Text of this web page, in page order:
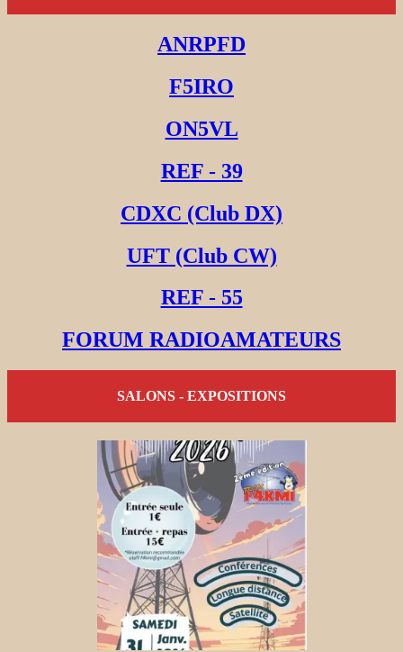
ANRPFD
F5IRO
ON5VL
REF - 39
CDXC (Club DX)
UFT (Club CW)
REF - 55
FORUM RADIOAMATEURS
SALONS - EXPOSITIONS